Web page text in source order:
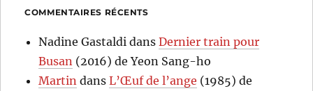
COMMENTAIRES RÉCENTS
Nadine Gastaldi dansDernier train pour
Busan (2016) de Yeon Sang-ho
Martin dansL’Œuf de l’ange (1985) de